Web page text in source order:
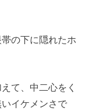
の下に隠れたホ
て、中二心をく
イケメンさで